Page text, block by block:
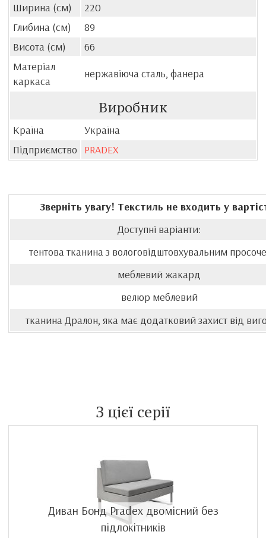
Ширина (см)
220
Глибина (см)
89
Висота (см)
66
Матеріал
каркаса
нержавіюча сталь, фанера
Виробник
Країна
Україна
Підприємство
PRADEX
Зверніть увагу! Текстиль не входить у
Доступні варіанти:
тентова тканина з вологовідштовхувальним
меблевий жакард
велюр меблевий
тканина Дралон, яка має додатковий захист від
З цієї серії
Диван Бонд Pradex двомісний без
підлокітників